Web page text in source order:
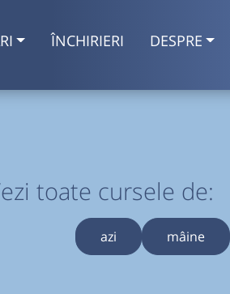
ÎNCHIRIERI DESPRE
toate cursele de:
azi mâine